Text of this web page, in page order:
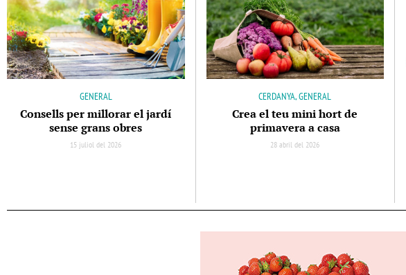
GENERAL
Consells per millorar el jardí
sense grans obres
15 juliol del 2026
CERDANYA, GENERAL
Crea el teu mini hort de
primavera a casa
28 abril del 2026